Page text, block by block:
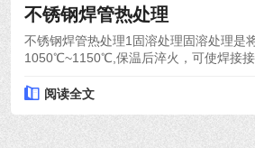
不锈钢焊管热处理
不锈钢焊管热处理1固溶处理固溶处理是
1050℃~1150℃,保温后淬火，可使焊接
阅读全文